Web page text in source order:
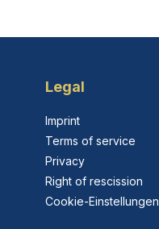
Legal
Imprint
Terms of service
Privacy
Right of rescission
Cookie-Einstellungen